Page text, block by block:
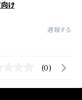
け
通報する
(0)